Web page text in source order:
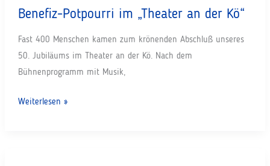
und
Benefiz-Potpourri im „Theater an der Kö“
Fast 400 Menschen kamen zum krönenden Abschluß unseres
50. Jubiläums im Theater an der Kö. Nach dem
Bühnenprogramm mit Musik,
Benefiz-
Weiterlesen »